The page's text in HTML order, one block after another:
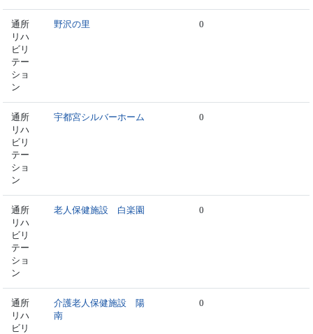
通所
リハ
ビリ
テー
ショ
ン
野沢の里 0
通所
リハ
ビリ
テー
ショ
ン
宇都宮シルバーホーム 0
通所
リハ
ビリ
テー
ショ
ン
老人保健施設 白楽園 0
通所
リハ
ビリ
介護老人保健施設 陽
南
0